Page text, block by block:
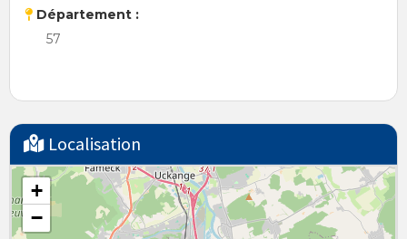
Département :
57
Localisation
+
−